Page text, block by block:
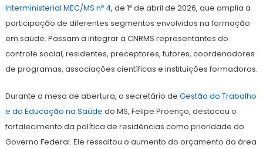
Interministerial MEC/MS nº 4, de 1º de abril de 2026, que amplia a
participação de diferentes segmentos envolvidos na formação
em saúde. Passam a integrar a CNRMS representantes do
controle social, residentes, preceptores, tutores, coordenadores
de programas, associações científicas e instituições formadoras.
Durante a mesa de abertura, o secretário de Gestão do Trabalho
e da Educação na Saúde do MS, Felipe Proenço, destacou o
fortalecimento da política de residências como prioridade do
Governo Federal. Ele ressaltou o aumento do orçamento da área